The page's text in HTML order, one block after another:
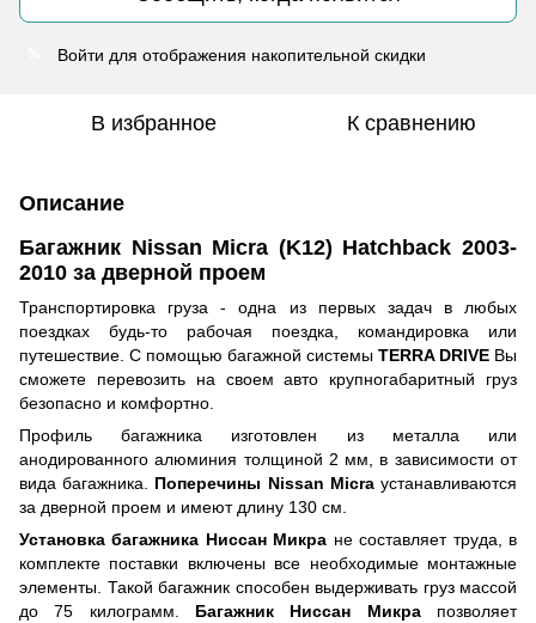
Войти для отображения накопительной скидки
В избранное К сравнению
Описание
Багажник Nissan Micra (K12) Hatchback 2003-
2010 за дверной проем
Транспортировка груза - одна из первых задач в любых
поездках будь-то рабочая поездка, командировка или
путешествие. С помощью багажной системы TERRA DRIVE Вы
сможете перевозить на своем авто крупногабаритный груз
безопасно и комфортно.
Профиль багажника изготовлен из металла или
анодированного алюминия толщиной 2 мм, в зависимости от
вида багажника. Поперечины Nissan Micraустанавливаются
за дверной проем и имеют длину 130 см.
Установка багажника Ниссан Микра не составляет труда, в
комплекте поставки включены все необходимые монтажные
элементы. Такой багажник способен выдерживать груз массой
до 75 килограмм. Багажник Ниссан Микрапозволяет